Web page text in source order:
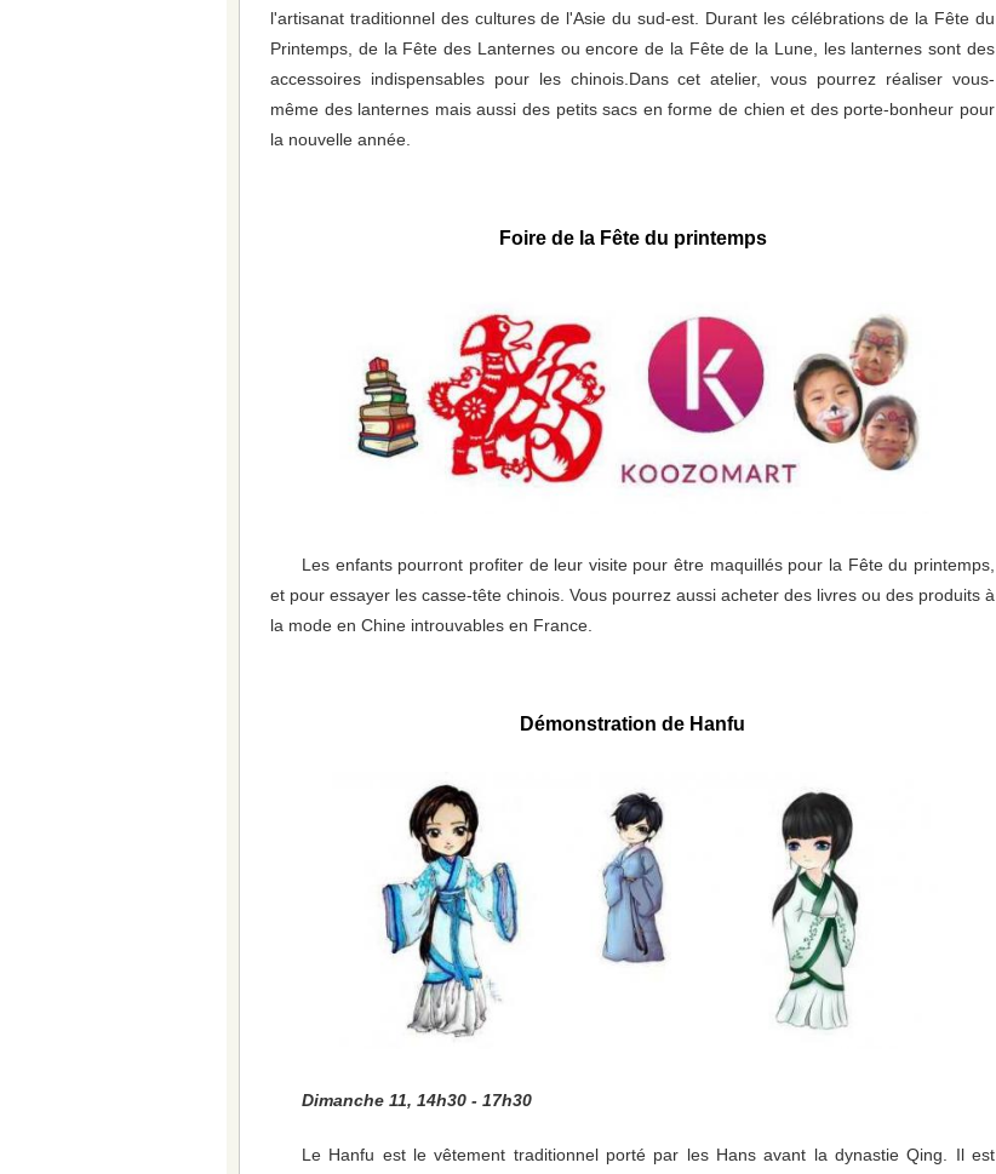
l'artisanat traditionnel des cultures de l'Asie du sud-est. Durant les célébrations de la Fête du
Printemps, de la Fête des Lanternes ou encore de la Fête de la Lune, les lanternes sont des
accessoires indispensables pour les chinois.Dans cet atelier, vous pourrez réaliser vous-
même des lanternes mais aussi des petits sacs en forme de chien et des porte-bonheur pour
la nouvelle année.
Foire de la Fête du printemps
Les enfants pourront profiter de leur visite pour être maquillés pour la Fête du printemps,
et pour essayer les casse-tête chinois. Vous pourrez aussi acheter des livres ou des produits à
la mode en Chine introuvables en France.
Démonstration de Hanfu
Dimanche 11, 14h30 - 17h30
Le Hanfu est le vêtement traditionnel porté par les Hans avant la dynastie Qing. Il est